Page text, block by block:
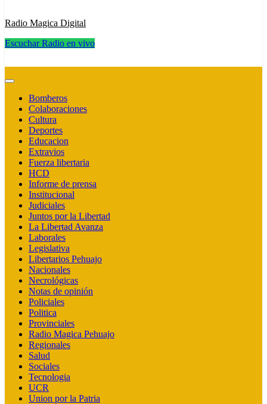
Radio Magica Digital
Escuchar Radio en vivo
Bomberos
Colaboraciones
Cultura
Deportes
Educacion
Extravios
Fuerza libertaria
HCD
Informe de prensa
Institucional
Judiciales
Juntos por la Libertad
La Libertad Avanza
Laborales
Legislativa
Libertarios Pehuajo
Nacionales
Necrológicas
Notas de opinión
Policiales
Politica
Provinciales
Radio Magica Pehuajo
Regionales
Salud
Sociales
Tecnologia
UCR
Union por la Patria